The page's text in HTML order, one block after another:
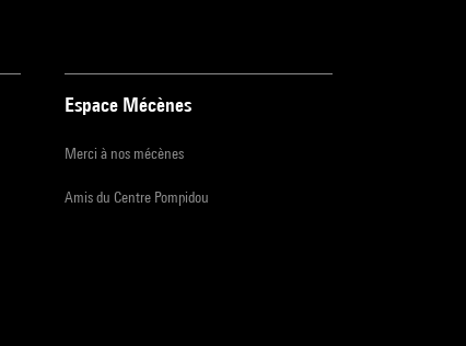
Espace Mécènes
Merci à nos mécènes
Amis du Centre Pompidou